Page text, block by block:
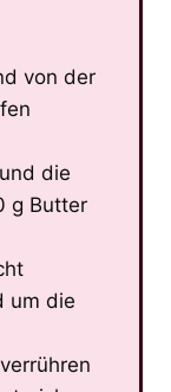
von der
die
g Butter
um die